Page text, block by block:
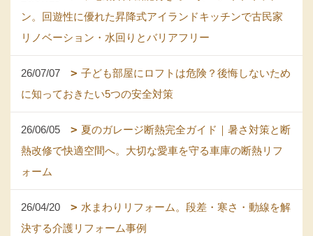
ン。回遊性に優れた昇降式アイランドキッチンで古民家
リノベーション・水回りとバリアフリー
26/07/07
子ども部屋にロフトは危険？後悔しないため
に知っておきたい5つの安全対策
26/06/05
夏のガレージ断熱完全ガイド｜暑さ対策と断
熱改修で快適空間へ。大切な愛車を守る車庫の断熱リフ
ォーム
26/04/20
水まわりリフォーム。段差・寒さ・動線を解
決する介護リフォーム事例